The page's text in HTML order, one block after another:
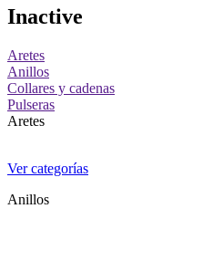
Inactive
Aretes
Anillos
Collares y cadenas
Pulseras
Aretes
Ver categorías
Anillos